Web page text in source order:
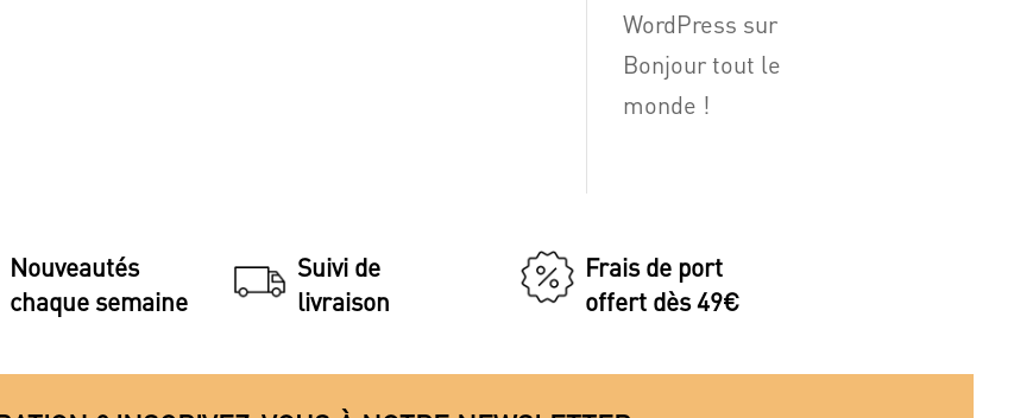
WordPress sur
Bonjour tout le
monde !
Nouveautés
chaque semaine
Suivi de
livraison
Frais de port
offert dès 49€